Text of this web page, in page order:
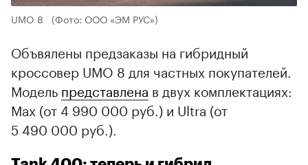
UMO 8 (Фото: ООО «ЭМ РУС»)
Объвялены предзаказы на гибридный
кроссовер UMO 8 для частных покупателей.
Модель представлена в двух комплектациях:
Max (от 4 990 000 руб.) и Ultra (от
5 490 000 руб.).